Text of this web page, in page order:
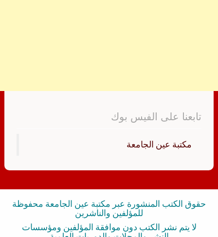
تابعنا على الفيس بوك
‏مكتبة عين الجامعة‏
حقوق الكتب المنشورة عبر مكتبة عين الجامعة محفوظة
للمؤلفين والناشرين
لا يتم نشر الكتب دون موافقة المؤلفين ومؤسسات